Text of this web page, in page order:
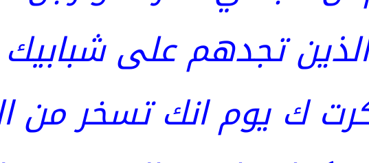
تجدهم على شبابيك
ك يوم انك تسخر من